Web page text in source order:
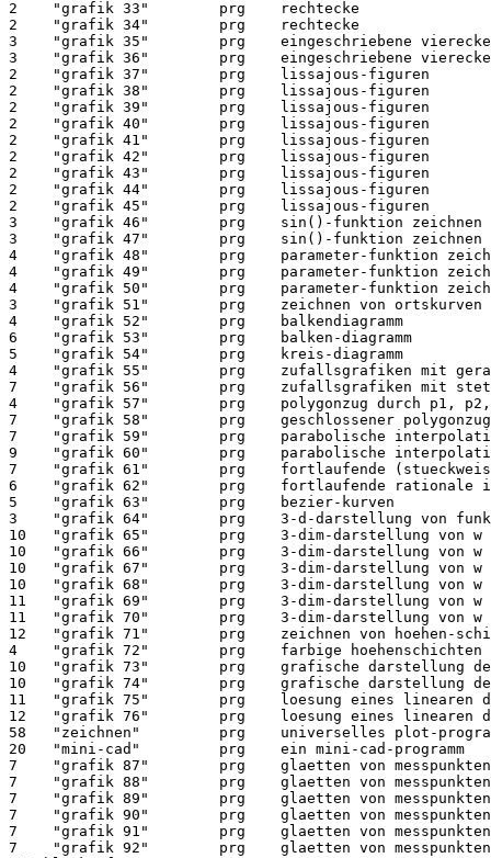
2    "grafik 33"        prg    rechtecke
2    "grafik 34"        prg    rechtecke
3    "grafik 35"        prg    eingeschriebene
3    "grafik 36"        prg    eingeschriebene vierecke
2    "grafik 37"        prg    lissajous-figuren
2    "grafik 38"        prg    lissajous-figuren
2    "grafik 39"        prg    lissajous-figuren
2    "grafik 40"        prg    lissajous-figuren
2    "grafik 41"        prg    lissajous-figuren
2    "grafik 42"        prg    lissajous-figuren
2    "grafik 43"        prg    lissajous-figuren
2    "grafik 44"        prg    lissajous-figuren
2    "grafik 45"        prg    lissajous-figuren
3    "grafik 46"        prg    sin()-funktion zeichnen
3    "grafik 47"        prg    sin()-funktion zeichnen
4    "grafik 48"        prg    parameter-funktion
4    "grafik 49"        prg    parameter-funktion
4    "grafik 50"        prg    parameter-funktion
3    "grafik 51"        prg    zeichnen von ortskurven
4    "grafik 52"        prg    balkendiagramm
6    "grafik 53"        prg    balken-diagramm
5    "grafik 54"        prg    kreis-diagramm
4    "grafik 55"        prg    zufallsgrafiken mit
7    "grafik 56"        prg    zufallsgrafiken mit
4    "grafik 57"        prg    polygonzug durch p1,
7    "grafik 58"        prg    geschlossener
7    "grafik 59"        prg    parabolische
9    "grafik 60"        prg    parabolische
7    "grafik 61"        prg    fortlaufende
6    "grafik 62"        prg    fortlaufende rationale
5    "grafik 63"        prg    bezier-kurven
3    "grafik 64"        prg    3-d-darstellung von
10   "grafik 65"        prg    3-dim-darstellung von w
10   "grafik 66"        prg    3-dim-darstellung von w
10   "grafik 67"        prg    3-dim-darstellung von w
10   "grafik 68"        prg    3-dim-darstellung von w
11   "grafik 69"        prg    3-dim-darstellung von w
11   "grafik 70"        prg    3-dim-darstellung von w
12   "grafik 71"        prg    zeichnen von hoehen-
4    "grafik 72"        prg    farbige hoehenschichten
10   "grafik 73"        prg    grafische darstellung der
10   "grafik 74"        prg    grafische darstellung der
11   "grafik 75"        prg    loesung eines linearen
12   "grafik 76"        prg    loesung eines linearen
58   "zeichnen"         prg    universelles plot-
20   "mini-cad"         prg    ein mini-cad-programm
7    "grafik 87"        prg    glaetten von
7    "grafik 88"        prg    glaetten von
7    "grafik 89"        prg    glaetten von
7    "grafik 90"        prg    glaetten von
7    "grafik 91"        prg    glaetten von
7    "grafik 92"        prg    glaetten von